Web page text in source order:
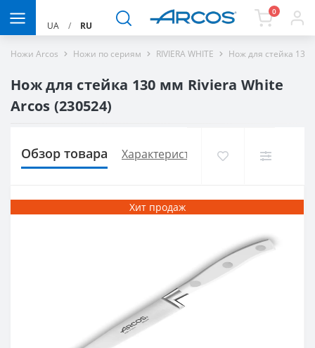
UA / RU
0
Ножи Arcos Ножи по сериям RIVIERA WHITE Нож для стейка 130
Нож для стейка 130 мм Riviera White
Arcos (230524)
Обзор товара Характеристики Доставка и
Хит продаж